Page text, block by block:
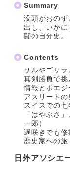
Summary
没頭がおのず
出し、いか
闘の自分史。
Contents
サルやゴリラ
真剣勝負で挑
情報とポエジ
アスリートの
スイスでの七
「はやぶさ
一郎）
遅咲きでも修
歴史家への旅
日外アソシエ